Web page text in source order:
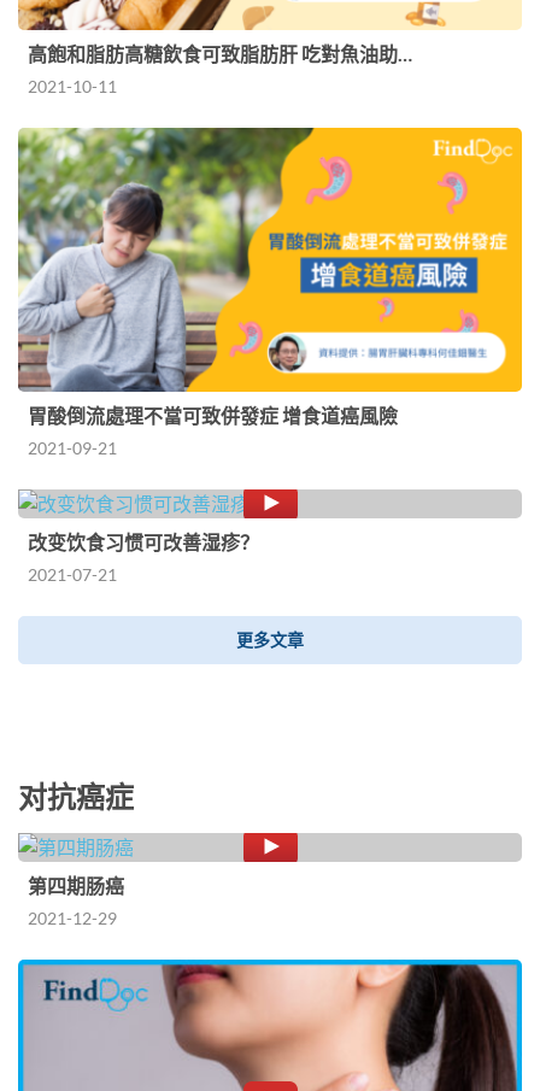
高飽和脂肪高糖飲食可致脂肪肝 吃對魚油助…
2021-10-11
胃酸倒流處理不當可致併發症 增食道癌風險
2021-09-21
改变饮食习惯可改善湿疹？
2021-07-21
更多文章
对抗癌症
第四期肠癌
2021-12-29